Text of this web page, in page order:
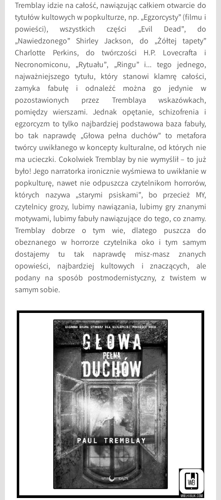
Tremblay idzie na całość, nawiązując całkiem otwarcie do
tytułów kultowych w popkulturze, np. „Egzorcysty” (filmu i
powieści), wszystkich części „Evil Dead”, do
„Nawiedzonego” Shirley Jackson, do „Żółtej tapety”
Charlotte Perkins, do twórczości H.P. Lovecrafta i
Necronomiconu, „Rytuału”, „Ringu” i… tego jednego,
najważniejszego tytułu, który stanowi klamrę całości,
zamyka fabułę i odnaleźć można go jedynie w
pozostawionych przez Tremblaya wskazówkach,
pomiędzy wierszami. Jednak opętanie, schizofrenia i
egzorcyzm to tylko najbardziej podstawowa baza fabuły,
bo tak naprawdę „Głowa pełna duchów” to metafora
twórcy uwikłanego w koncepty kulturalne, od których nie
ma ucieczki. Cokolwiek Tremblay by nie wymyślił – to już
było! Jego narratorka ironicznie wyśmiewa to uwikłanie w
popkulturę, nawet nie odpuszcza czytelnikom horrorów,
których nazywa „starymi psiskami”, bo przecież MY,
czytelnicy grozy, lubimy nawiązania, lubimy gry znanymi
motywami, lubimy fabuły nawiązujące do tego, co znamy.
Tremblay dobrze o tym wie, dlatego puszcza do
obeznanego w horrorze czytelnika oko i tym samym
dostajemy tu tak naprawdę misz-masz znanych
opowieści, najbardziej kultowych i znaczących, ale
podany na sposób postmodernistyczny, z twistem w
samym sobie.